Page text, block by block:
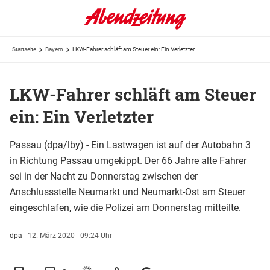
Startseite Bayern LKW-Fahrer schläft am Steuer ein: Ein Verletzter
LKW-Fahrer schläft am Steuer
ein: Ein Verletzter
Passau (dpa/lby) - Ein Lastwagen ist auf der Autobahn 3
in Richtung Passau umgekippt. Der 66 Jahre alte Fahrer
sei in der Nacht zu Donnerstag zwischen der
Anschlussstelle Neumarkt und Neumarkt-Ost am Steuer
eingeschlafen, wie die Polizei am Donnerstag mitteilte.
dpa | 12. März 2020 - 09:24 Uhr